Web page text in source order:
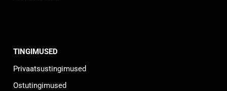
TINGIMUSED
Privaatsustingimused
Ostutingimused